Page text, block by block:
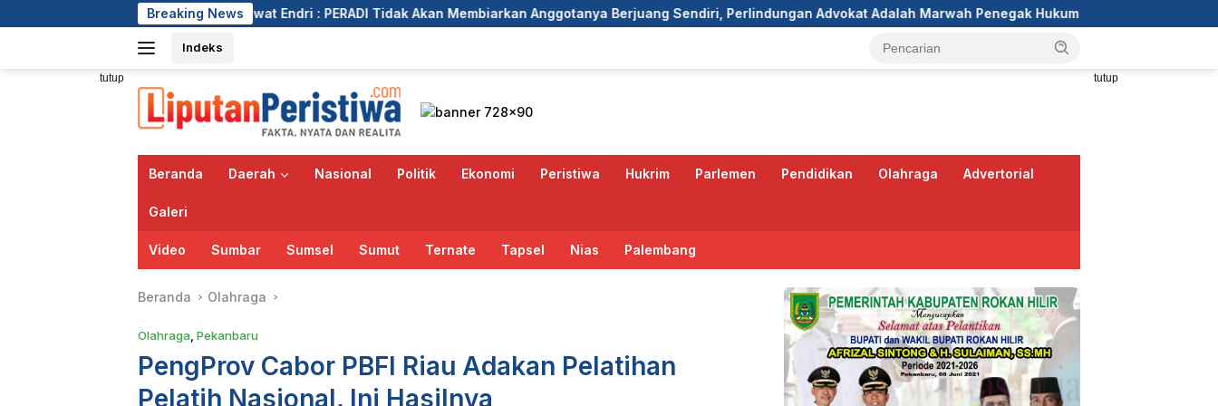
ke
Breaking News
Iwat Endri : PERADI Tidak Akan Membiarkan Anggotanya Berjuang Sendiri, Perlindungan Advokat Adalah Marwah Penegak Hukum DPC GRIB Jaya Pekanbaru Hadiri
Indeks
tutup tutup
Beranda Daerah Nasional Politik Ekonomi Peristiwa Hukrim Parlemen Pendidikan Olahraga Advertorial
Galeri
Video Sumbar Sumsel Sumut Ternate Tapsel Nias Palembang
Beranda Olahraga
Olahraga Pekanbaru
PengProv Cabor PBFI Riau Adakan Pelatihan
Pelatih Nasional, Ini Hasilnya